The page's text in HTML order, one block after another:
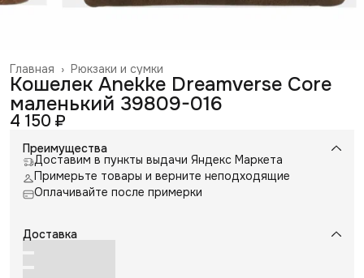
Рюкзаки и сумки
Главная ›
Кошелек Anekke Dreamverse Core
маленький 39809-016
4 150 ₽
Преимущества
Доставим в пункты выдачи Яндекс Маркета
Примерьте товары и верните неподходящие
Оплачивайте после примерки
Доставка